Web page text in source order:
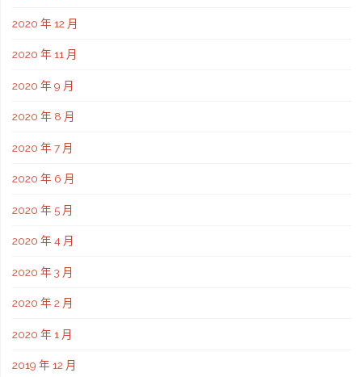
2020 年 12 月
2020 年 11 月
2020 年 9 月
2020 年 8 月
2020 年 7 月
2020 年 6 月
2020 年 5 月
2020 年 4 月
2020 年 3 月
2020 年 2 月
2020 年 1 月
2019 年 12 月